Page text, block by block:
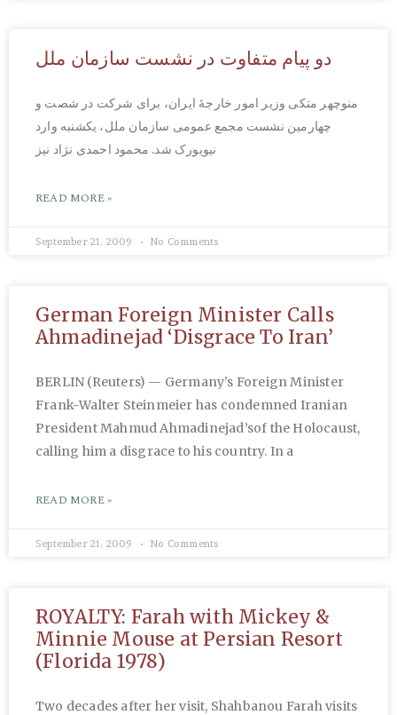
دو پیام متفاوت در نشست سازمان ملل
منوچهر متکی وزیر امور خارجۀ ایران، برای شرکت در شصت و
چهارمین نشست مجمع عمومی سازمان ملل، یکشنبه وارد
نیویورک شد. محمود احمدی نژاد نیز
READ MORE »
September 21, 2009 No Comments
German Foreign Minister Calls
Ahmadinejad ‘Disgrace To Iran’
BERLIN (Reuters) — Germany’s Foreign Minister
Frank-Walter Steinmeier has condemned Iranian
President Mahmud Ahmadinejad’sof the Holocaust,
calling him a disgrace to his country. In a
READ MORE »
September 21, 2009 No Comments
ROYALTY: Farah with Mickey &
Minnie Mouse at Persian Resort
(Florida 1978)
Two decades after her visit, Shahbanou Farah visits